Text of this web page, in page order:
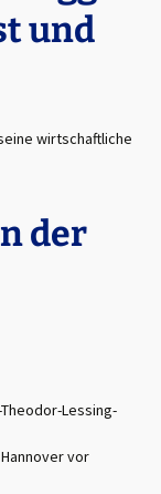
und
wirtschaftliche
der
Lessing-
vor